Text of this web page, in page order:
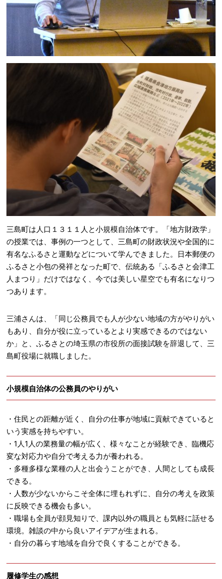
三島町は人口１３１１人と小規模自治体です。「地方財政学」
の授業では、事例の一つとして、三島町の財政状況や全国的に
有名なふるさと運動などについて学んできました。日本郵便の
ふるさと小包の発祥となった町で、伝統ある「ふるさと会津工
人まつり」だけではなく、今では美しい星空でも有名になりつ
つあります。
三浦さんは、「同じ公務員でも人が少ない地域の方がやりがい
もあり、自分が役に立っているとより実感できるのではない
か」と、ふるさとの埼玉県の市役所の面接試験を辞退して、三
島町役場に就職しました。
小規模自治体の公務員のやりがい
・住民との距離が近く、自分の仕事が地域に貢献できていると
いう実感を持ちやすい。
・1人1人の業務量の幅が広く、様々なことが経験でき、臨機応
変な対応力や自分で考える力が養われる。
・多種多様な業種の人と出会うことができ、人間としても成長
できる。
・人数が少ないからこそ全体に埋もれずに、自分の考えを政策
に反映できる機会も多い。
・職場も全員が顔見知りで、課内以外の職員とも気軽に話せる
環境。雑談の中から良いアイデアが生まれる。
・自分の暮らす地域を自分で良くすることができる。
履修学生の感想